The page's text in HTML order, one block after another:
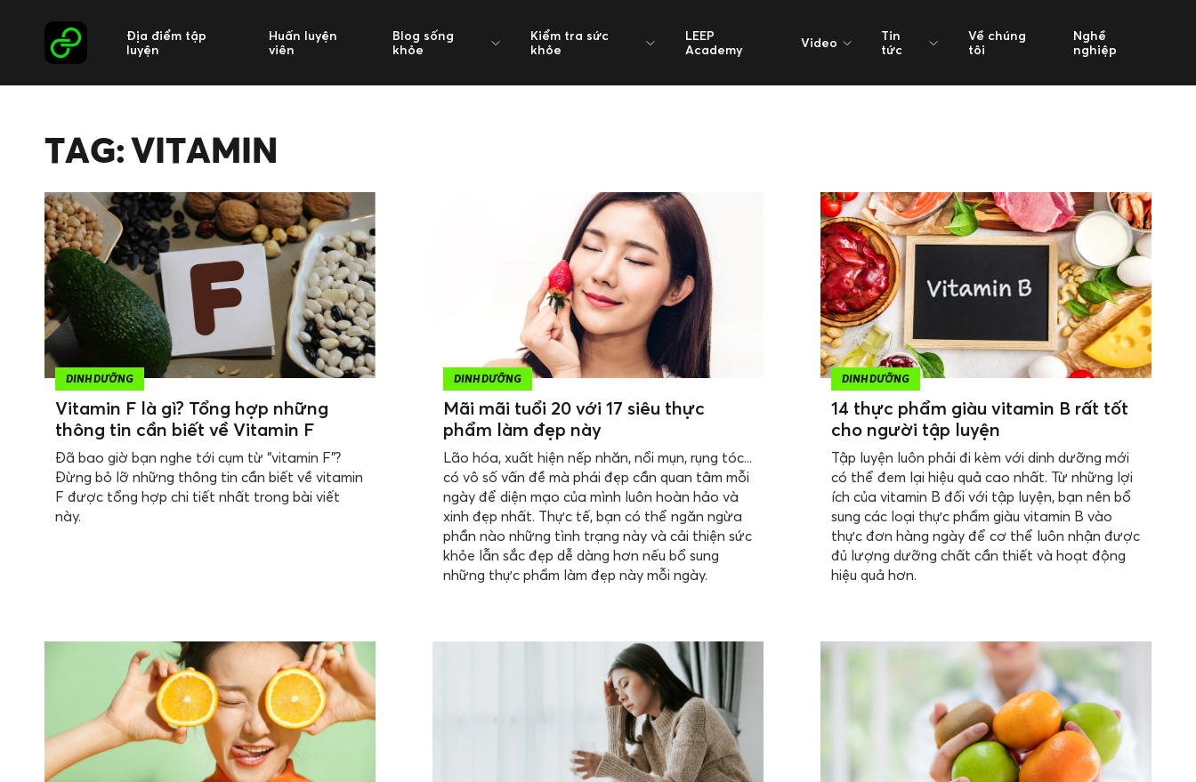
Địa điểm tập
luyện
Huấn luyện
viên
Blog sống
khỏe
Kiểm tra sức
khỏe
LEEP
Academy
Video
Tin
tức
Về chúng
tôi
Nghề
nghiệp
TAG: VITAMIN
DINH DƯỠNG
Vitamin F là gì? Tổng hợp những
thông tin cần biết về Vitamin F
Đã bao giờ bạn nghe tới cụm từ “vitamin F”?
Đừng bỏ lỡ những thông tin cần biết về vitamin
F được tổng hợp chi tiết nhất trong bài viết
này.
DINH DƯỠNG
Mãi mãi tuổi 20 với 17 siêu thực
phẩm làm đẹp này
Lão hóa, xuất hiện nếp nhăn, nổi mụn, rụng tóc...
có vô số vấn đề mà phái đẹp cần quan tâm mỗi
ngày để diện mạo của mình luôn hoàn hảo và
xinh đẹp nhất. Thực tế, bạn có thể ngăn ngừa
phần nào những tình trạng này và cải thiện sức
khỏe lẫn sắc đẹp dễ dàng hơn nếu bổ sung
những thực phẩm làm đẹp này mỗi ngày.
DINH DƯỠNG
14 thực phẩm giàu vitamin B rất tốt
cho người tập luyện
Tập luyện luôn phải đi kèm với dinh dưỡng mới
có thể đem lại hiệu quả cao nhất. Từ những lợi
ích của vitamin B đối với tập luyện, bạn nên bổ
sung các loại thực phẩm giàu vitamin B vào
thực đơn hàng ngày để cơ thể luôn nhận được
đủ lượng dưỡng chất cần thiết và hoạt động
hiệu quả hơn.